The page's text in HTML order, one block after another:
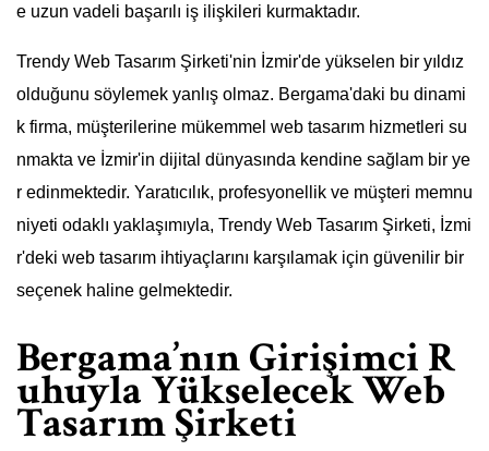
e uzun vadeli başarılı iş ilişkileri kurmaktadır.
Trendy Web Tasarım Şirketi'nin İzmir'de yükselen bir yıldız
olduğunu söylemek yanlış olmaz. Bergama'daki bu dinami
k firma, müşterilerine mükemmel web tasarım hizmetleri su
nmakta ve İzmir'in dijital dünyasında kendine sağlam bir ye
r edinmektedir. Yaratıcılık, profesyonellik ve müşteri memnu
niyeti odaklı yaklaşımıyla, Trendy Web Tasarım Şirketi, İzmi
r'deki web tasarım ihtiyaçlarını karşılamak için güvenilir bir
seçenek haline gelmektedir.
Bergama’nın Girişimci R
uhuyla Yükselecek Web
Tasarım Şirketi